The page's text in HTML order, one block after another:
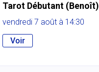
Tarot Débutant (Benoît)
vendredi 7 août à 14:30
Voir